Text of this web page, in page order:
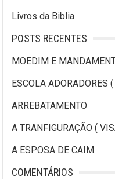
Livros da Biblia
POSTS RECENTES
MOEDIM E
ESCOLA ADORADORES (
ARREBATAMENTO
A TRANFIGURAÇÃO (
A ESPOSA DE CAIM.
COMENTÁRIOS